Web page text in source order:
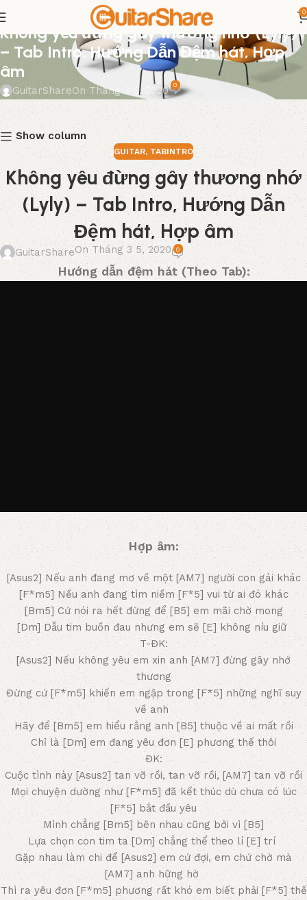
0
GUITAR
Không yêu đừng gây thương nhớ (Lyly)
– Tab Intro, Hướng Dẫn Đệm hát, Hợp
âm
GuitarShareOn Tháng 3 5, 2020 0
Show column
GUITAR, TABINTRO
Không yêu đừng gây thương nhớ
(Lyly) – Tab Intro, Hướng Dẫn
Đệm hát, Hợp âm
GuitarShareOn Tháng 3 5, 2020 0
Hướng dẫn đệm hát (Theo Tab):
Hợp âm:
[Asus2] Nếu anh đang mơ về một [AM7] người con gái khác
[F*m5] Nếu anh đang tìm niềm [F*5] vui từ ai đó khác
[Bm5] Cứ nói ra hết đừng để [B5] em mãi chờ mong
[Dm] Dẫu tim buồn đau nhưng em sẽ [E] không níu giữ
T-ĐK:
[Asus2] Nếu không yêu em xin anh [AM7] đừng gây nhớ
thương
Đừng cứ [F*m5] khiến em ngập trong [F*5] những nghĩ suy
về anh
Hãy để [Bm5] em hiểu rằng anh [B5] thuộc về ai mất rồi
Chỉ là [Dm] em đang yêu đơn [E] phương thế thôi
ĐK:
Cuộc tình này [Asus2] tan vỡ rồi, tan vỡ rồi, [AM7] tan vỡ rồi
Mọi chuyện dường như [F*m5] đã kết thúc dù chưa có lúc
[F*5] bắt đầu yêu
Mình chẳng [Bm5] bên nhau cũng bởi vì [B5]
Lựa chọn con tim ta [Dm] chẳng thể theo lí [E] trí
Gặp nhau làm chi để [Asus2] em cứ đợi, em chứ chờ mà
[AM7] anh hững hờ
Thì ra yêu đơn [F*m5] phương rất khó em biết phải [F*5] thế